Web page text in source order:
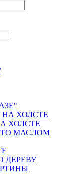
ХОЛСТЕ
ХОЛСТЕ
МАСЛОМ
ДЕРЕВУ